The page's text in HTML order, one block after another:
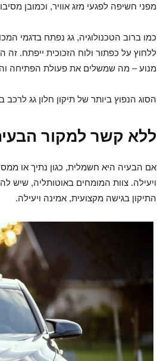
מפני חשיפה לפגעי מזג אוויר, וכמובן
כמו ברוב הטכנולוגיה, גג נפתח בדגמי
ללחוץ על כפתור ולוח הזכוכית ייפתח.
מנוע – מה שמשלים את פעולת הפתיחה
הסוג הנפוץ ביותר של תיקון חלון גג לרכב
ללא קשר למקור
אם הבעיה היא חשמלית, כגון נתיך או
התיקון בגישה מקצועית, אמינה ויעילה.